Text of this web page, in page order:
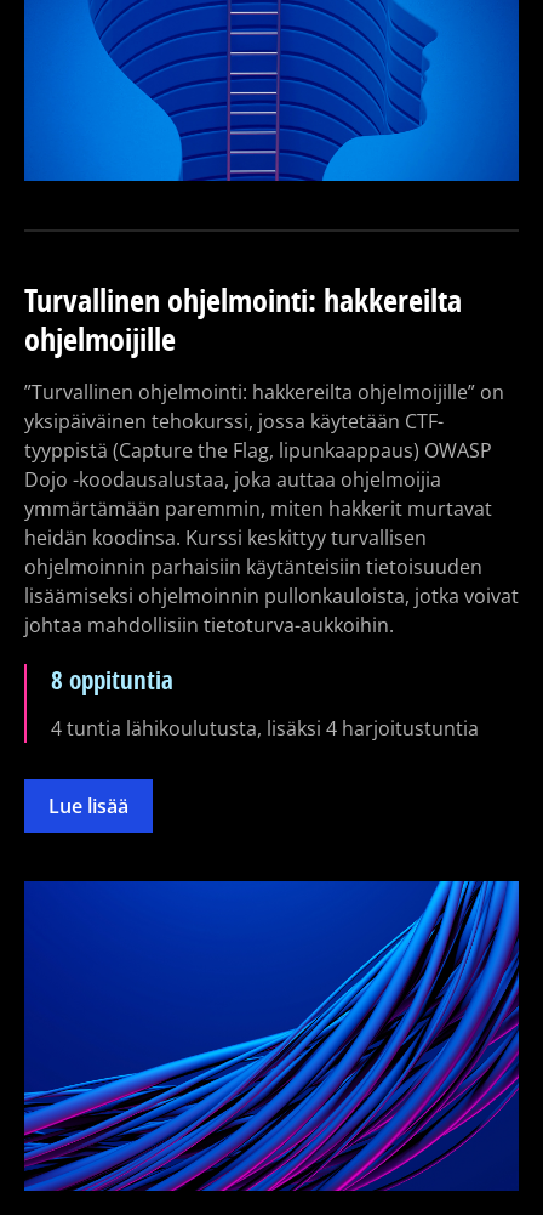
Turvallinen ohjelmointi: hakkereilta
ohjelmoijille
”Turvallinen ohjelmointi: hakkereilta ohjelmoijille” on
yksipäiväinen tehokurssi, jossa käytetään CTF-
tyyppistä (Capture the Flag, lipunkaappaus) OWASP
Dojo -koodausalustaa, joka auttaa ohjelmoijia
ymmärtämään paremmin, miten hakkerit murtavat
heidän koodinsa. Kurssi keskittyy turvallisen
ohjelmoinnin parhaisiin käytänteisiin tietoisuuden
lisäämiseksi ohjelmoinnin pullonkauloista, jotka voivat
johtaa mahdollisiin tietoturva-aukkoihin.
8 oppituntia
4 tuntia lähikoulutusta, lisäksi 4 harjoitustuntia
Lue lisää